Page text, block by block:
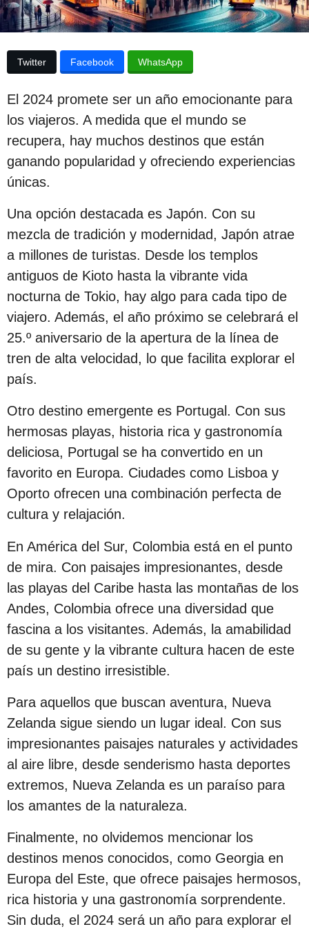
p
u
b
l
c
i
n
2
a
ñ
o
s
d
e
s
e
l
a
p
u
b
l
i
c
a
c
i
ó
u
b
i
Twitter Facebook WhatsApp
El 2024 promete ser un año emocionante para
los viajeros. A medida que el mundo se
recupera, hay muchos destinos que están
ganando popularidad y ofreciendo experiencias
únicas.
Una opción destacada es Japón. Con su
mezcla de tradición y modernidad, Japón atrae
a millones de turistas. Desde los templos
antiguos de Kioto hasta la vibrante vida
nocturna de Tokio, hay algo para cada tipo de
viajero. Además, el año próximo se celebrará el
25.º aniversario de la apertura de la línea de
tren de alta velocidad, lo que facilita explorar el
país.
Otro destino emergente es Portugal. Con sus
hermosas playas, historia rica y gastronomía
deliciosa, Portugal se ha convertido en un
favorito en Europa. Ciudades como Lisboa y
Oporto ofrecen una combinación perfecta de
cultura y relajación.
En América del Sur, Colombia está en el punto
de mira. Con paisajes impresionantes, desde
las playas del Caribe hasta las montañas de los
Andes, Colombia ofrece una diversidad que
fascina a los visitantes. Además, la amabilidad
de su gente y la vibrante cultura hacen de este
país un destino irresistible.
Para aquellos que buscan aventura, Nueva
Zelanda sigue siendo un lugar ideal. Con sus
impresionantes paisajes naturales y actividades
al aire libre, desde senderismo hasta deportes
extremos, Nueva Zelanda es un paraíso para
los amantes de la naturaleza.
Finalmente, no olvidemos mencionar los
destinos menos conocidos, como Georgia en
Europa del Este, que ofrece paisajes hermosos,
rica historia y una gastronomía sorprendente.
Sin duda, el 2024 será un año para explorar el